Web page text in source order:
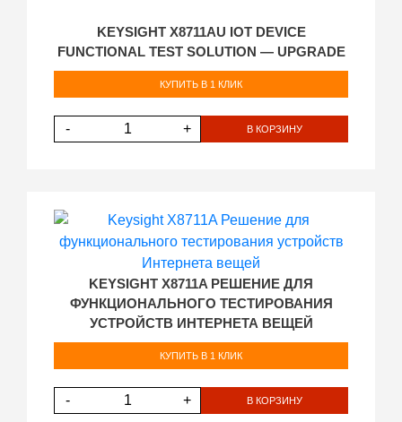
KEYSIGHT X8711AU IOT DEVICE
FUNCTIONAL TEST SOLUTION — UPGRADE
КУПИТЬ В 1 КЛИК
- + В КОРЗИНУ
KEYSIGHT X8711A РЕШЕНИЕ ДЛЯ
ФУНКЦИОНАЛЬНОГО ТЕСТИРОВАНИЯ
УСТРОЙСТВ ИНТЕРНЕТА ВЕЩЕЙ
КУПИТЬ В 1 КЛИК
- + В КОРЗИНУ